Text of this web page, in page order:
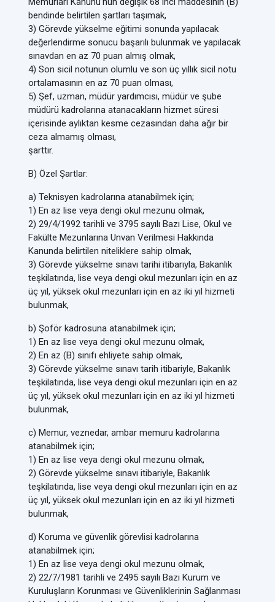
bendinde belirtilen şartları taşımak,
3) Görevde yükselme eğitimi sonunda yapılacak
değerlendirme sonucu başarılı bulunmak ve yapılacak
sınavdan en az 70 puan almış olmak,
4) Son sicil notunun olumlu ve son üç yıllık sicil notu
ortalamasının en az 70 puan olması,
5) Şef, uzman, müdür yardımcısı, müdür ve şube
müdürü kadrolarına atanacakların hizmet süresi
içerisinde aylıktan kesme cezasından daha ağır bir
ceza almamış olması,
şarttır.
B) Özel Şartlar:
a) Teknisyen kadrolarına atanabilmek için;
1) En az lise veya dengi okul mezunu olmak,
2) 29/4/1992 tarihli ve 3795 sayılı Bazı Lise, Okul ve
Fakülte Mezunlarına Unvan Verilmesi Hakkında
Kanunda belirtilen niteliklere sahip olmak,
3) Görevde yükselme sınavı tarihi itibarıyla, Bakanlık
teşkilatında, lise veya dengi okul mezunları için en az
üç yıl, yüksek okul mezunları için en az iki yıl hizmeti
bulunmak,
b) Şoför kadrosuna atanabilmek için;
1) En az lise veya dengi okul mezunu olmak,
2) En az (B) sınıfı ehliyete sahip olmak,
3) Görevde yükselme sınavı tarih itibariyle, Bakanlık
teşkilatında, lise veya dengi okul mezunları için en az
üç yıl, yüksek okul mezunları için en az iki yıl hizmeti
bulunmak,
c) Memur, veznedar, ambar memuru kadrolarına
atanabilmek için;
1) En az lise veya dengi okul mezunu olmak,
2) Görevde yükselme sınavı itibariyle, Bakanlık
teşkilatında, lise veya dengi okul mezunları için en az
üç yıl, yüksek okul mezunları için en az iki yıl hizmeti
bulunmak,
d) Koruma ve güvenlik görevlisi kadrolarına
atanabilmek için;
1) En az lise veya dengi okul mezunu olmak,
2) 22/7/1981 tarihli ve 2495 sayılı Bazı Kurum ve
Kuruluşların Korunması ve Güvenliklerinin Sağlanması